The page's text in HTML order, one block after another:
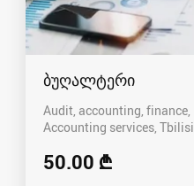
ბუღალტერი
Audit, accounting, finance,
Accounting services Tbilisi
50.00 ₾